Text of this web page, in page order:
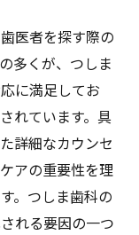
医者を探す際の
多くが、つしま
に満足してお
れています。具
詳細なカウンセ
アの重要性を理
。つしま歯科の
れる要因の一つ